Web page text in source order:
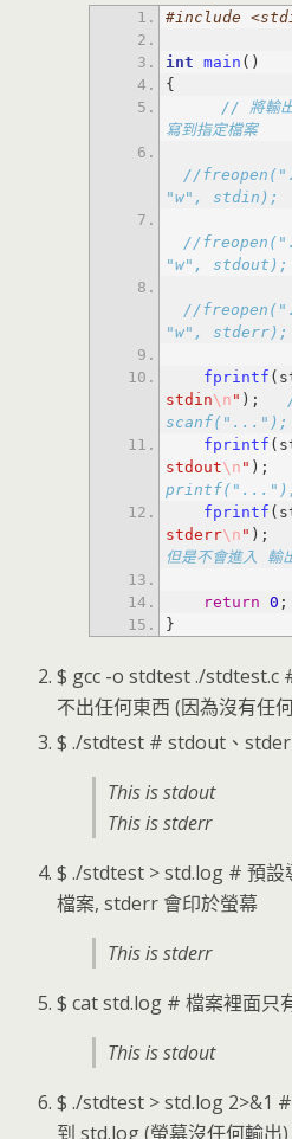
#include
int main
// 將輸出
寫到指定檔案
//
"w", stdin);
//
"w", stdout);
//
"w", stderr);
fprintf
stdin\n " );
scanf("...");
fprintf
stdout\n " );
fprintf
stderr\n " );
但是不會進入 輸
return 0
}
$ gcc -o stdtest ./stdtest.c
不出任何東西 (因為沒有任
$ ./stdtest # stdout、
This is stdout
This is stderr
$ ./stdtest > std.log # 預
檔案, stderr 會印於螢幕
This is stderr
$ cat std.log # 檔案裡面只
This is stdout
$ ./stdtest > std.log 2>&1
到 std.log (螢幕沒任何輸出)